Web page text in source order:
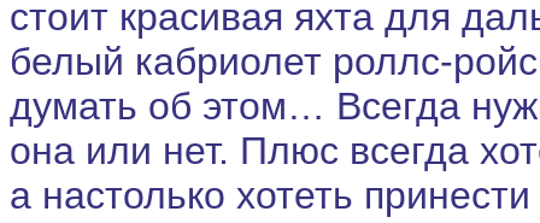
стоит красивая яхта для
белый кабриолет роллс-
думать об этом… Всегда
она или нет. Плюс всегда
а настолько хотеть